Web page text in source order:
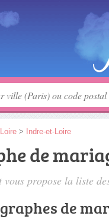
> Indre-et-Loire
de
propose la liste
de